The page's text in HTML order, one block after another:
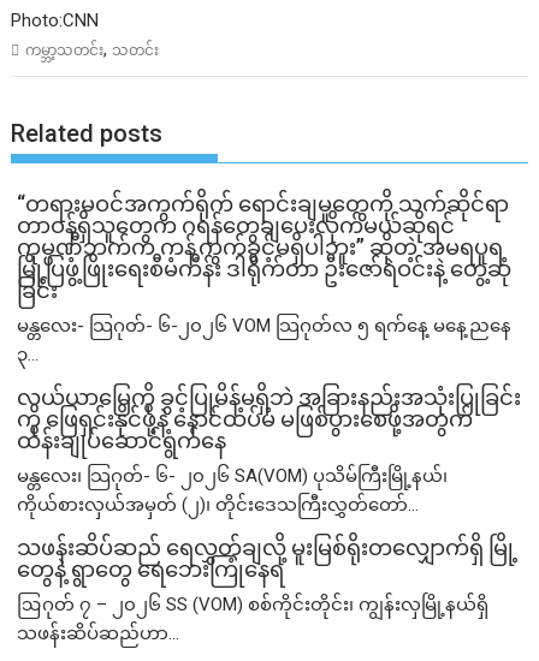
Photo:CNN
ကမ္ဘာ့သတင်း, သတင်း
Related posts
“တရားမဝင်အကွက်ရိုက် ရောင်းချမှုတွေကို သက်ဆိုင်ရာ
တာဝန်ရှိသူတွေက ဂရန်တွေချပေးလိုက်မယ်ဆိုရင်
ကုမ္ပဏီဘက်က ကန့်ကွက်ခွင့်မရှိပါဘူး” ဆိုတဲ့ အမရပူရ
မြို့ပြဖွံ့ဖြိုးရေးစီမံကိန်း ဒါရိုက်တာ ဦးဇော်ရဲဝင်းနဲ့ တွေ့ဆုံ
ခြင်း
မန္တလေး- သြဂုတ်- ၆-၂၀၂၆ VOM သြဂုတ်လ ၅ ရက်နေ့ မနေ့ညနေ
၃...
လယ်ယာမြေကို ခွင့်ပြုမိန့်မရှိဘဲ အခြားနည်းအသုံးပြုခြင်း
ကို ဖြေရှင်းနိုင်ဖို့နဲ့ နောင်ထပ်မံ မဖြစ်ပွားစေဖို့အတွက်
ထိန်းချုပ်ဆောင်ရွက်နေ
မန္တလေး၊ သြဂုတ်- ၆- ၂၀၂၆ SA(VOM) ပုသိမ်ကြီးမြို့နယ်၊
ကိုယ်စားလှယ်အမှတ် (၂)၊ တိုင်းဒေသကြီးလွှတ်တော်...
သဖန်းဆိပ်ဆည် ရေလွှတ်ချလို့ မူးမြစ်ရိုးတလျှောက်ရှိ မြို့
တွေနဲ့ ရွာတွေ ရေဘေးကြုံနေရ
ဩဂုတ် ၇ – ၂၀၂၆ SS (VOM) စစ်ကိုင်းတိုင်း၊ ကျွန်းလှမြို့နယ်ရှိ
သဖန်းဆိပ်ဆည်ဟာ...